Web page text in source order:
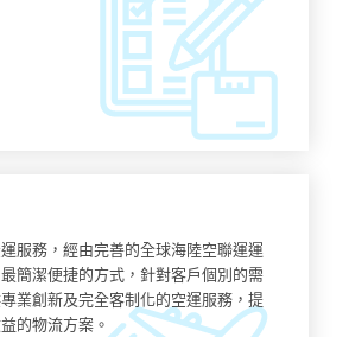
服務，經由完善的全球海陸空聯運運
簡潔便捷的方式，針對客戶個別的需
業創新及完全客制化的空運服務，提
的物流方案。